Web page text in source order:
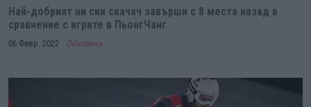
Най-добрият ни ски скачач завърши с 8 места назад в
сравнение с игрите в ПьонгЧанг
06 Февр. 2022 Обновена